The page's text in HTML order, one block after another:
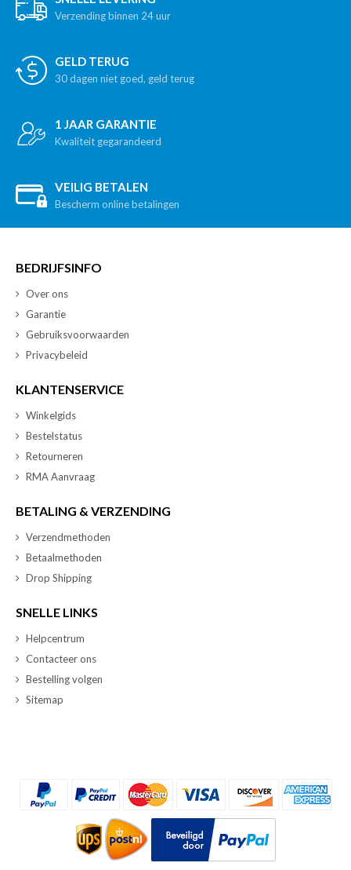
Verzending binnen 24 uur
GELD TERUG
30 dagen niet goed, geld terug
1 JAAR GARANTIE
Kwaliteit gegarandeerd
VEILIG BETALEN
Bescherm online betalingen
BEDRIJFSINFO
Over ons
Garantie
Gebruiksvoorwaarden
Privacybeleid
KLANTENSERVICE
Winkelgids
Bestelstatus
Retourneren
RMA Aanvraag
BETALING & VERZENDING
Verzendmethoden
Betaalmethoden
Drop Shipping
SNELLE LINKS
Helpcentrum
Contacteer ons
Bestelling volgen
Sitemap